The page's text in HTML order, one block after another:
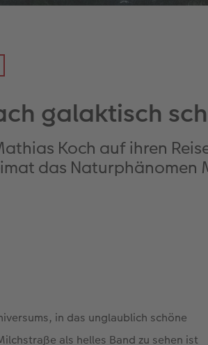
galaktisch
Koch auf ihren
das Naturphänomen
in das unglaublich schöne
als helles Band zu sehen ist